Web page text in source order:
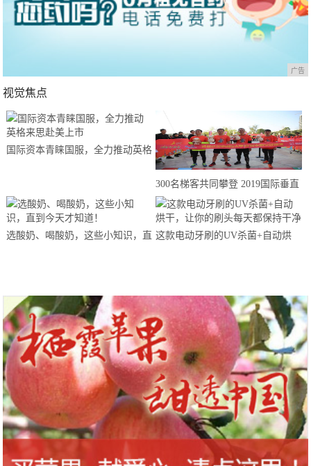
广告
视觉焦点
国际资本青睐国服，全力推动英格
300名梯客共同攀登 2019国际垂直
马拉松超级精英赛顺德海骏达中心
站欢乐开跑
选酸奶、喝酸奶，这些小知识，直 这款电动牙刷的UV杀菌+自动烘